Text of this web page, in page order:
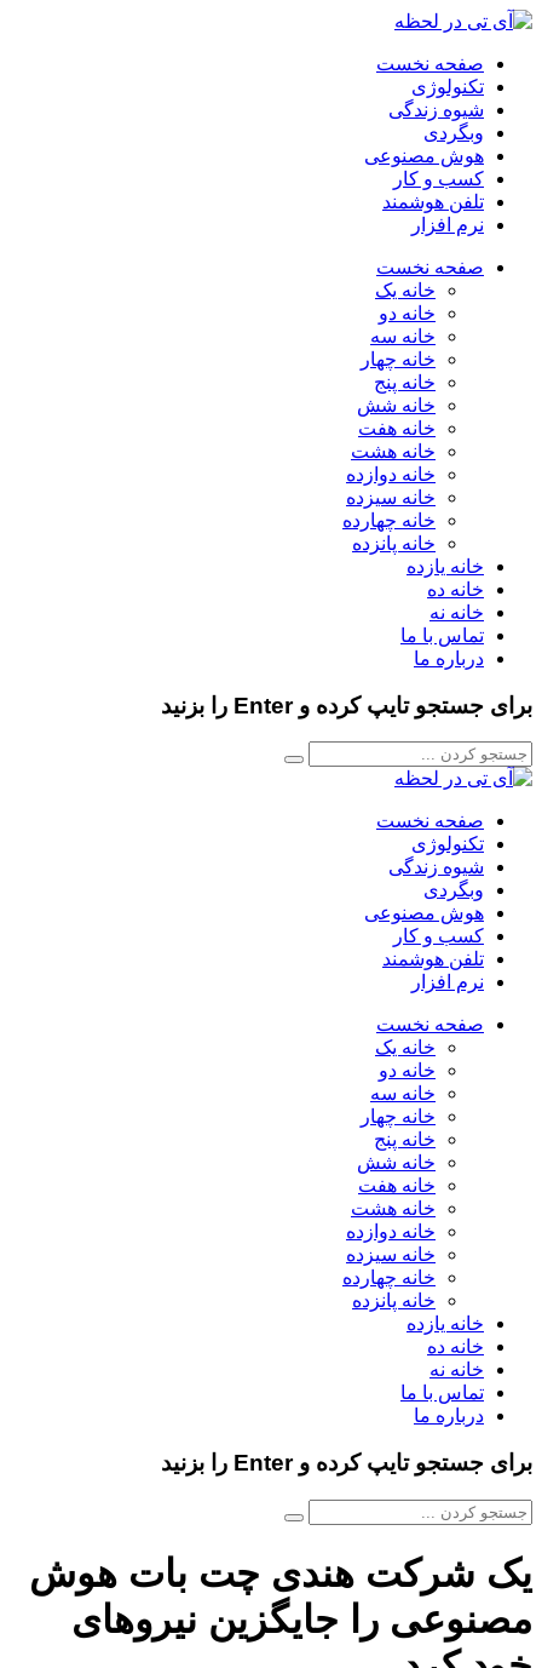
صفحه نخست
تکنولوژی
شیوه زندگی
وبگردی
هوش مصنوعی
کسب و کار
تلفن هوشمند
نرم افزار
صفحه نخست
خانه یک
خانه دو
خانه سه
خانه چهار
خانه پنج
خانه شش
خانه هفت
خانه هشت
خانه دوازده
خانه سیزده
خانه چهارده
خانه پانزده
خانه یازده
خانه ده
خانه نه
تماس با ما
درباره ما
برای جستجو تایپ کرده و Enter را بزنید
صفحه نخست
تکنولوژی
شیوه زندگی
وبگردی
هوش مصنوعی
کسب و کار
تلفن هوشمند
نرم افزار
صفحه نخست
خانه یک
خانه دو
خانه سه
خانه چهار
خانه پنج
خانه شش
خانه هفت
خانه هشت
خانه دوازده
خانه سیزده
خانه چهارده
خانه پانزده
خانه یازده
خانه ده
خانه نه
تماس با ما
درباره ما
برای جستجو تایپ کرده و Enter را بزنید
یک شرکت هندی چت بات هوش
مصنوعی را جایگزین نیروهای